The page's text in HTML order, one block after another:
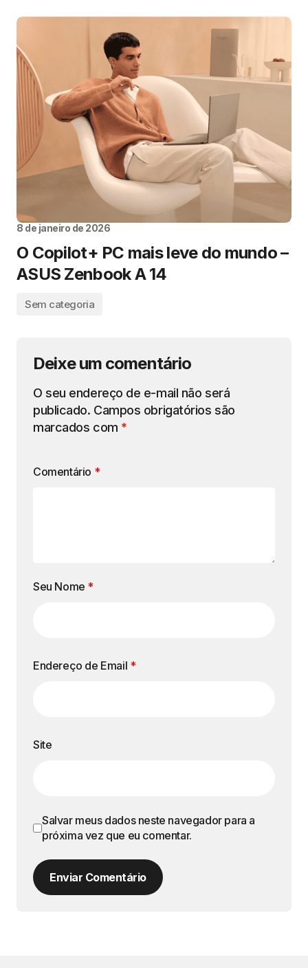
8 de janeiro de 2026
O Copilot+ PC mais leve do mundo –
ASUS Zenbook A 14
Sem categoria
Deixe um comentário
O seu endereço de e-mail não será
publicado. Campos obrigatórios são
marcados com *
Comentário *
Seu Nome *
Endereço de Email *
Site
Salvar meus dados neste navegador para a
próxima vez que eu comentar.
Enviar Comentário